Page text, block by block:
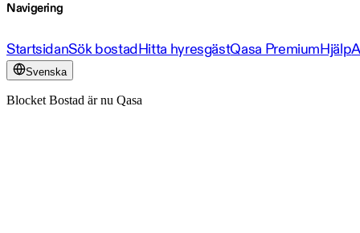
Navigering
StartsidanSök bostadHitta hyresgästQasa PremiumHjälp
Svenska
Blocket Bostad är nu Qasa